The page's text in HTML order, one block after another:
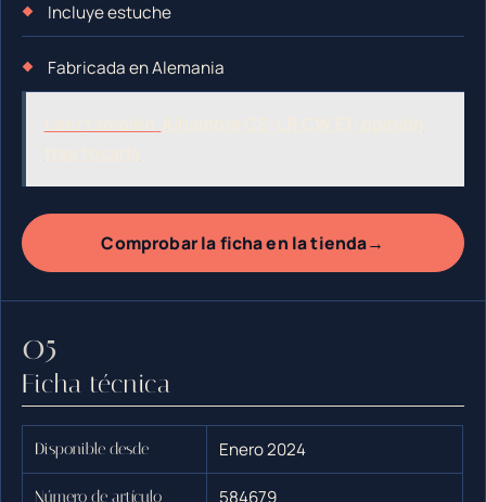
Incluye estuche
Fabricada en Alemania
Comprobar la ficha en la tienda→
Ficha técnica
Disponible desde Enero 2024
Número de artículo